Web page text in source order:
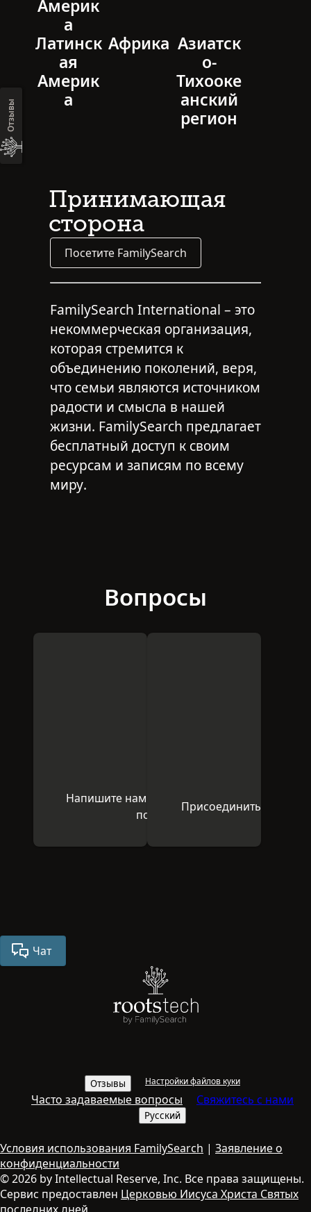
Америк
а
Латинск
ая
Америк
а
Африка Азиатск
о-
Тихооке
анский
регион
Принимающая
сторона
Посетите FamilySearch
FamilySearch International – это
некоммерческая организация,
которая стремится к
объединению поколений, веря,
что семьи являются источником
радости и смысла в нашей
жизни. FamilySearch предлагает
бесплатный доступ к своим
ресурсам и записям по всему
миру.
Вопросы
Напишите нам по электронной
почте
Присоединиться к
Чат
Отзывы Настройки файлов куки
Часто задаваемые вопросы Свяжитесь с нами
Русский
Условия использования FamilySearch | Заявление о
конфиденциальности
© 2026 by Intellectual Reserve, Inc. Все права защищены.
Сервис предоставлен Церковью Иисуса Христа Святых
Отзывы